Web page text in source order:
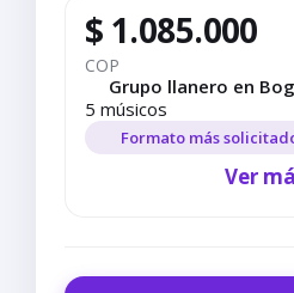
$ 1.085.000
COP
Grupo llanero en
5 músicos
Formato más
Ver